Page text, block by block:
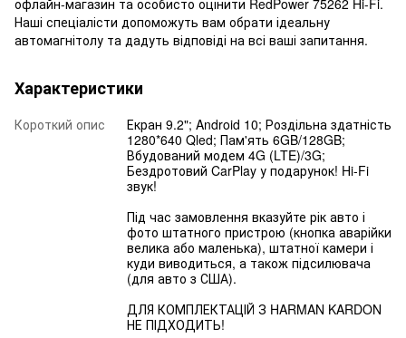
Наші спеціалісти допоможуть вам обрати ідеальну
автомагнітолу та дадуть відповіді на всі ваші запитання.
Характеристики
Короткий опис
Екран 9.2"; Android 10; Роздільна здатність
1280*640 Qled; Пам'ять 6GB/128GB;
Вбудований модем 4G (LTE)/3G;
Бездротовий CarPlay у подарунок! Hi-Fi
звук!
Під час замовлення вказуйте рік авто і
фото штатного пристрою (кнопка аварійки
велика або маленька), штатної камери і
куди виводиться, а також підсилювача
(для авто з США).
ДЛЯ КОМПЛЕКТАЦІЙ З HARMAN KARDON
НЕ ПІДХОДИТЬ!